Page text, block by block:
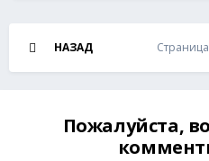
НАЗАД
Пожалуйста,